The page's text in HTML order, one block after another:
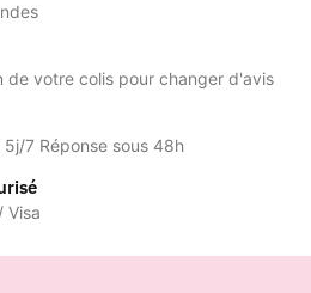
de votre colis pour changer d'avis
7 Réponse sous 48h
Visa